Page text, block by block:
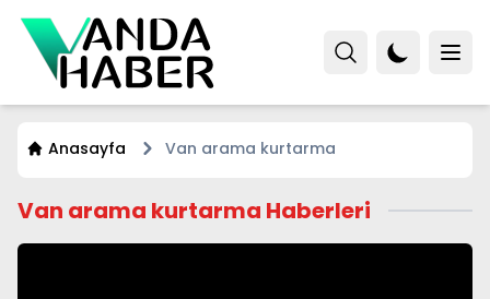
Anasayfa Van arama kurtarma
Van arama kurtarma Haberleri